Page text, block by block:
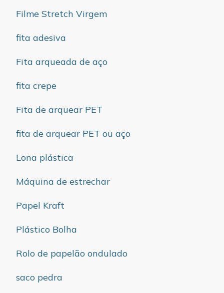
Filme Stretch Virgem
fita adesiva
Fita arqueada de aço
fita crepe
Fita de arquear PET
fita de arquear PET ou aço
Lona plástica
Máquina de estrechar
Papel Kraft
Plástico Bolha
Rolo de papelão ondulado
saco pedra